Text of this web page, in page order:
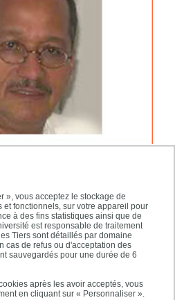
», vous acceptez le stockage de
et fonctionnels, sur votre appareil pour
à des fins statistiques ainsi que de
est responsable de traitement
Tiers sont détaillés par domaine
cas de refus ou d'acceptation des
sauvegardés pour une durée de 6
après les avoir acceptés, vous
en cliquant sur « Personnaliser ».
Alfonso